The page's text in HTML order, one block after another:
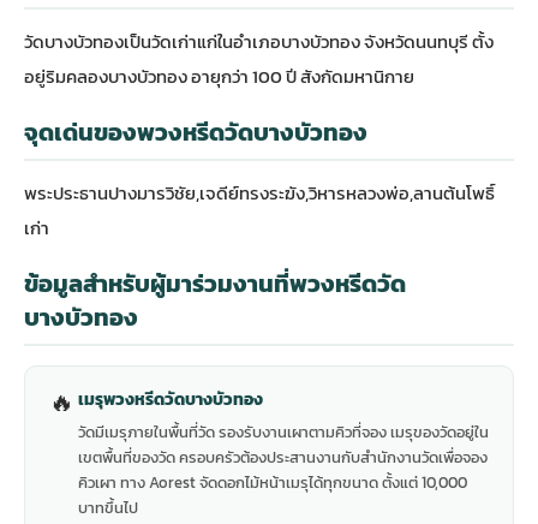
วัดบางบัวทองเป็นวัดเก่าแก่ในอำเภอบางบัวทอง จังหวัดนนทบุรี ตั้ง
อยู่ริมคลองบางบัวทอง อายุกว่า 100 ปี สังกัดมหานิกาย
จุดเด่นของพวงหรีดวัดบางบัวทอง
พระประธานปางมารวิชัย,เจดีย์ทรงระฆัง,วิหารหลวงพ่อ,ลานต้นโพธิ์
เก่า
ข้อมูลสำหรับผู้มาร่วมงานที่พวงหรีดวัด
บางบัวทอง
🔥 เมรุพวงหรีดวัดบางบัวทอง
วัดมีเมรุภายในพื้นที่วัด รองรับงานเผาตามคิวที่จอง เมรุของวัดอยู่ใน
เขตพื้นที่ของวัด ครอบครัวต้องประสานงานกับสำนักงานวัดเพื่อจอง
คิวเผา ทาง Aorest จัดดอกไม้หน้าเมรุได้ทุกขนาด ตั้งแต่ 10,000
บาทขึ้นไป